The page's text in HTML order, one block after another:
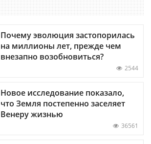
Почему эволюция застопорилась
на миллионы лет, прежде чем
внезапно возобновиться?
2544
Новое исследование показало,
что Земля постепенно заселяет
Венеру жизнью
36561